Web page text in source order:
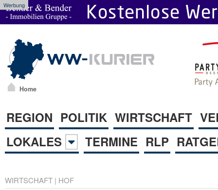
Werbung
Home
REGION POLITIK WIRTSCHAFT
LOKALES
TERMINE RLP
WIRTSCHAFT | HOF